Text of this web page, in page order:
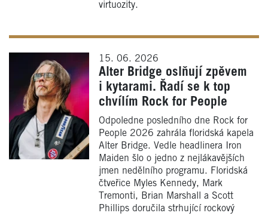
virtuozity.
15. 06. 2026
Alter Bridge oslňují zpěvem
i kytarami. Řadí se k top
chvílím Rock for People
Odpoledne posledního dne Rock for
People 2026 zahrála floridská kapela
Alter Bridge. Vedle headlinera Iron
Maiden šlo o jedno z nejlákavějších
jmen nedělního programu. Floridská
čtveřice Myles Kennedy, Mark
Tremonti, Brian Marshall a Scott
Phillips doručila strhující rockový